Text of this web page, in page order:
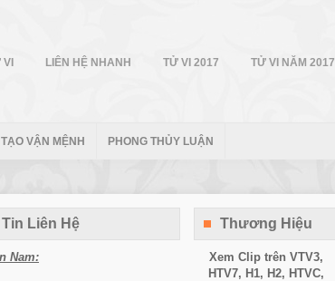
LIÊN HỆ NHANH TỬ VI 2017 TỬ VI NĂM 2017
VẬN MỆNH PHONG THỦY LUẬN
Liên Hệ
Nam:
Thương Hiệu
Xem Clip trên VTV3,
HTV7, H1, H2, HTVC,